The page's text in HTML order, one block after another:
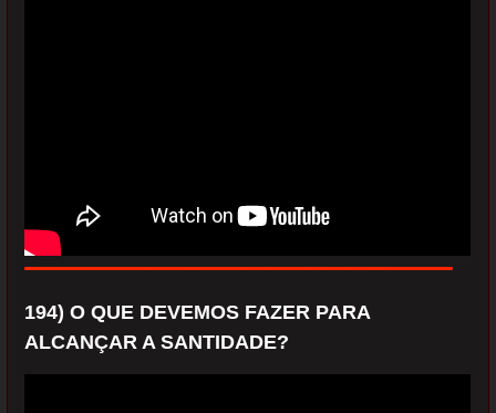
194) O QUE DEVEMOS FAZER PARA
ALCANÇAR A SANTIDADE?